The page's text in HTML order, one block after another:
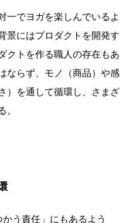
一でヨガを楽しんでいるよ
景にはプロダクトを開発す
クトを作る職人の存在もあ
ならず、モノ（商品）や感
）を通して循環し、さまざ
。
う責任」にもあるよう